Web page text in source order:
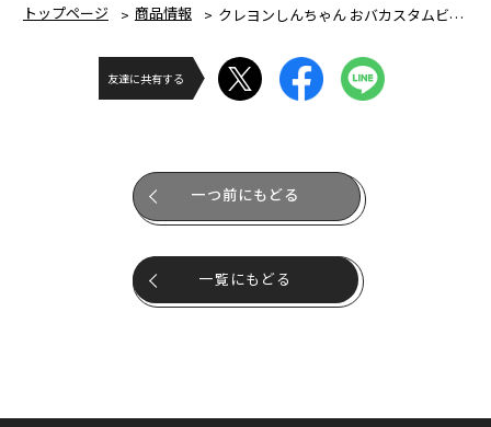
トップページ 商品情報 クレヨンしんちゃん おバカスタムビークル 第1弾野原家チルドレンシリーズ シロ
友達に共有する
一つ前にもどる
一覧にもどる